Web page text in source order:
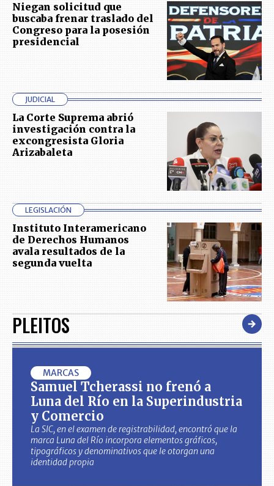
Niegan solicitud que
buscaba frenar traslado del
Congreso para la posesión
presidencial
JUDICIAL
La Corte Suprema abrió
investigación contra la
excongresista Gloria
Arizabaleta
LEGISLACIÓN
Instituto Interamericano
de Derechos Humanos
avala resultados de la
segunda vuelta
PLEITOS
MARCAS
Samuel Tcherassi no frenó a
Luna del Río en la Superindustria
y Comercio
La SIC, en el examen de registrabilidad, encontró que la
marca Luna del Río incorpora elementos gráficos,
tipográficos y denominativos que le otorgan una
identidad propia